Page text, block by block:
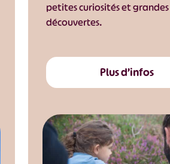
petites curiosités et grandes
découvertes.
Plus d’infos